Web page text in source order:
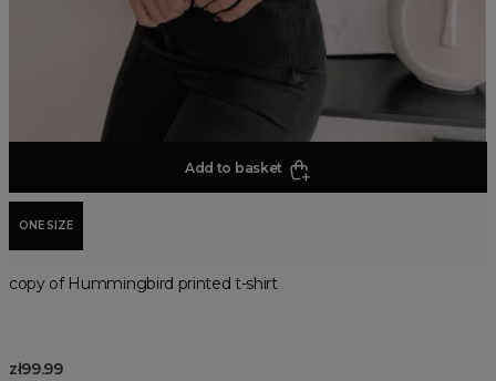
Add to basket
ONE SIZE
copy of Hummingbird printed t-shirt
zł99.99